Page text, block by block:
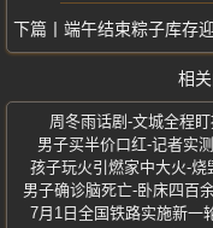
端午结束粽子库存迎来
相
周冬雨话剧-文城全程
男子买半价口红-记者实
孩子玩火引燃家中大火-
男子确诊脑死亡-卧床四百
7月1日全国铁路实施新一